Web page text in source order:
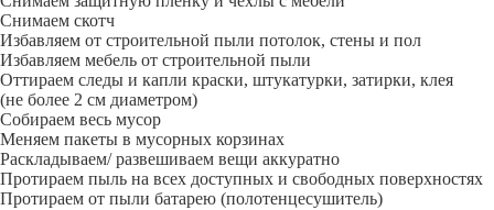
Снимаем скотч
Избавляем от строительной пыли потолок, стены и пол
Избавляем мебель от строительной пыли
Оттираем следы и капли краски, штукатурки, затирки, клея
(не более 2 см диаметром)
Собираем весь мусор
Меняем пакеты в мусорных корзинах
Раскладываем/ развешиваем вещи аккуратно
Протираем пыль на всех доступных и свободных поверхностях
Протираем от пыли батарею (полотенцесушитель)